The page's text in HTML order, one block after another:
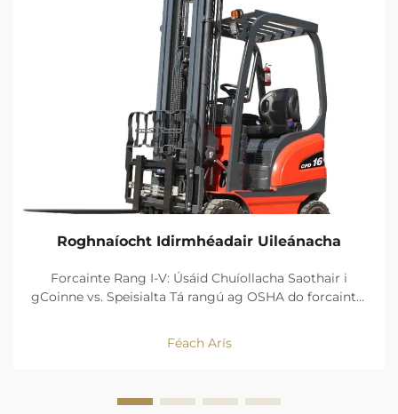
Roghnaíocht Idirmhéadair Uileánacha
Forcainte Rang I-V: Úsáid Chuíollacha Saothair i
gCoinne vs. Speisialta Tá rangú ag OSHA do forcaintí i
Coinneann na sochair a bhaineann le neodracht
ascaill, agus cruinneas bogadh Rang I (forcan
Féach Arís